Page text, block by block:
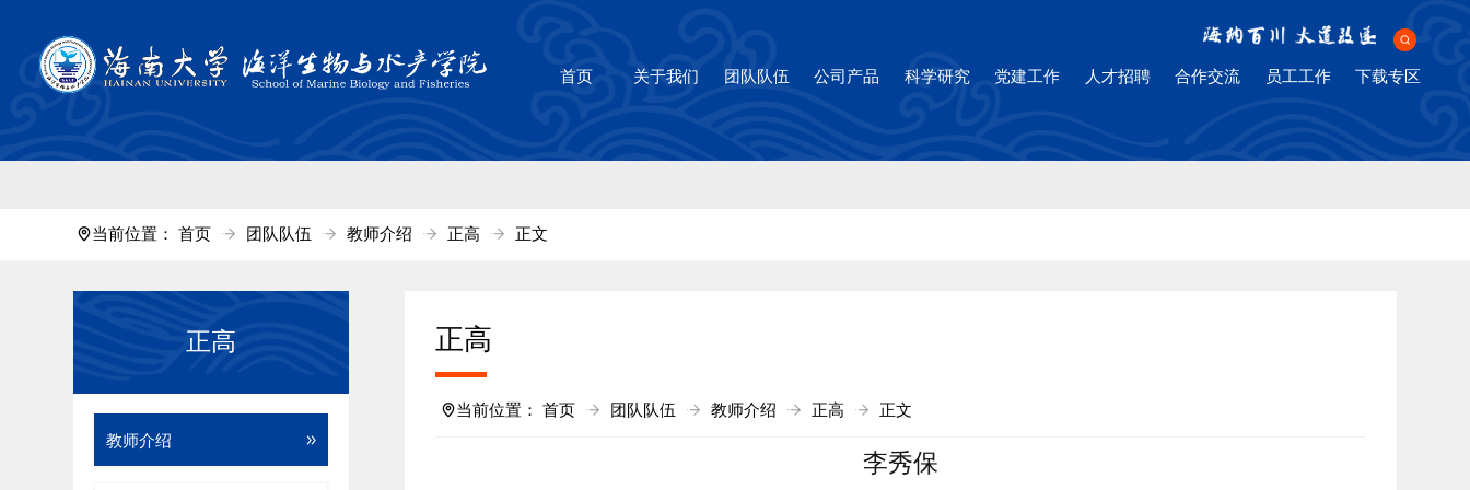
中国·tyc7111cc太阳(集团)官方网站-Branding Company
首页 关于我们 团队队伍 公司产品 科学研究 党建工作 人才招聘 合作交流 员工工作 下载专区
当前位置：首页 团队队伍 教师介绍 正高 正文
正高
教师介绍
正高
当前位置：首页 团队队伍 教师介绍 正高 正文
李秀保